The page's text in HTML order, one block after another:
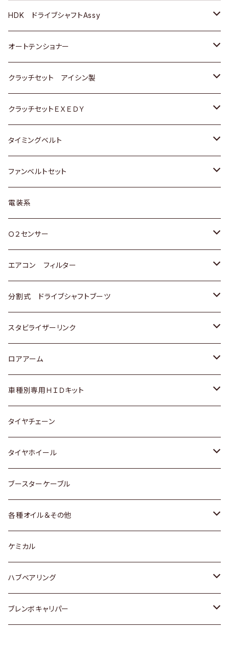
ＢＥＮＺ
スバル
三菱
スバル
マツダ
三菱
スバル
マツダ
三菱
スバル
日産
いすゞ
ダイハツ
マツダ
三菱
スバル
日野
ＢＭＷ
GOLF
ＷＡＧＥＮ
アストロ（シボレー）
クライスラー
ＢＭＷ
ＷＡＧＥＮ
ＶＯＬＶＯ
トヨタ
ホンダ
スズキ
日産
ダイハツ
マツダ
三菱
スバル
HDK ドライブシャフトAssy
スズキ
ダイハツ
日産
ホンダ
マツダ
オートテンショナー
トヨタ
クラッチセット アイシン製
ホンダ
スズキ
ダイハツ
マツダ
三菱
スバル
クラッチセットＥＸＥＤＹ
ホンダ
スズキ
日産
ダイハツ
マツダ
三菱
スバル
タイミングベルト
トヨタ
スズキ
ダイハツ
三菱
スバル
ファンベルトセット
トヨタ
ホンダ
スズキ
日産
いすゞ
ダイハツ
マツダ
三菱
スバル
レクサス
電装系
Ｏ２センサー
トヨタ
ホンダ
スズキ
日産
ダイハツ
マツダ
三菱
スバル
エアコン フィルター
トヨタ
ホンダ
スズキ
日産
いすゞ
ダイハツ
マツダ
三菱
スバル
分割式 ドライブシャフトブーツ
トヨタ
ホンダ
スズキ
日産
ダイハツ
スバル
スタビライザーリンク
トヨタ
ホンダ
スズキ
日産
ダイハツ
マツダ
ロアアーム
ホンダ
スズキ
日産
ダイハツ
マツダ
スバル
車種別専用ＨＩＤキット
トヨタ
マツダ
タイヤチェーン
タイヤホイール
トヨタ
ホンダ
スズキ
日産
ダイハツ
ブースターケーブル
各種オイル＆その他
ディーデル洗浄添加剤
ケミカル
ハブベアリング
トヨタ
ブレンボキャリパー